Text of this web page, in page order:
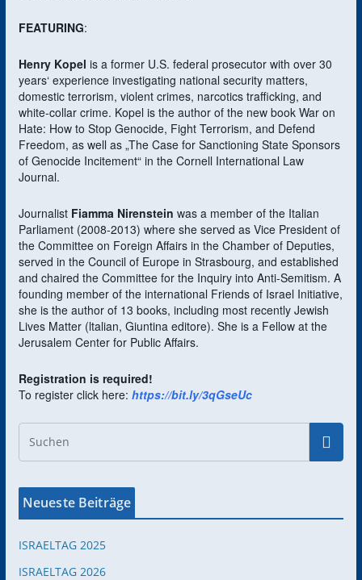
FEATURING:
Henry Kopel is a former U.S. federal prosecutor with over 30
years‘ experience investigating national security matters,
domestic terrorism, violent crimes, narcotics trafficking, and
white-collar crime. Kopel is the author of the new book War on
Hate: How to Stop Genocide, Fight Terrorism, and Defend
Freedom, as well as „The Case for Sanctioning State Sponsors
of Genocide Incitement“ in the Cornell International Law
Journal.
Journalist Fiamma Nirenstein was a member of the Italian
Parliament (2008-2013) where she served as Vice President of
the Committee on Foreign Affairs in the Chamber of Deputies,
served in the Council of Europe in Strasbourg, and established
and chaired the Committee for the Inquiry into Anti-Semitism. A
founding member of the international Friends of Israel Initiative,
she is the author of 13 books, including most recently Jewish
Lives Matter (ltalian, Giuntina editore). She is a Fellow at the
Jerusalem Center for Public Affairs.
Registration is required!
To register click here: https://bit.ly/3qGseUc
Neueste Beiträge
ISRAELTAG 2025
ISRAELTAG 2026